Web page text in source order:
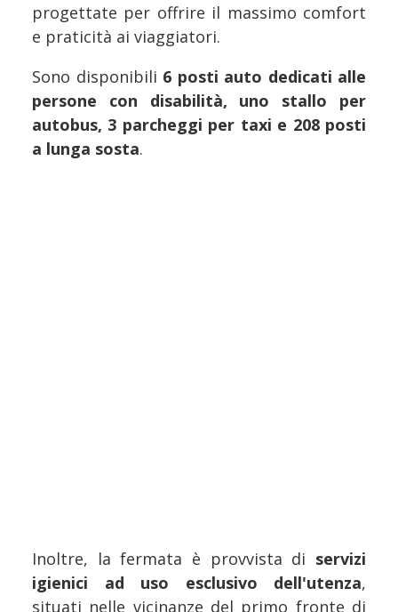
progettate per offrire il massimo comfort
e praticità ai viaggiatori.
Sono disponibili 6 posti auto dedicati alle
persone con disabilità, uno stallo per
autobus, 3 parcheggi per taxi e 208 posti
a lunga sosta.
Inoltre, la fermata è provvista di servizi
igienici ad uso esclusivo dell'utenza,
situati nelle vicinanze del primo fronte di